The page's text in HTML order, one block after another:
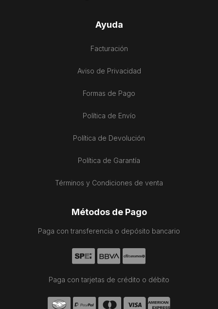
Ayuda
Facturación
Aviso de Privacidad
Formas de Pago
Política de Envío
Política de Devolución
Política de Garantía
Términos y Condiciones de venta
Métodos de Pago
Paga con transferencia o depósito bancario
Paga con tarjetas de crédito o débito